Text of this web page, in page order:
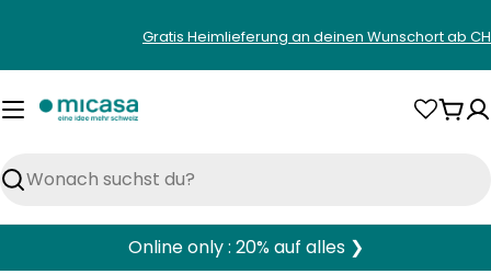
springen
Gratis Heimlieferung an deinen Wunschort ab
Suchen
Online only : 20% auf alles ❯